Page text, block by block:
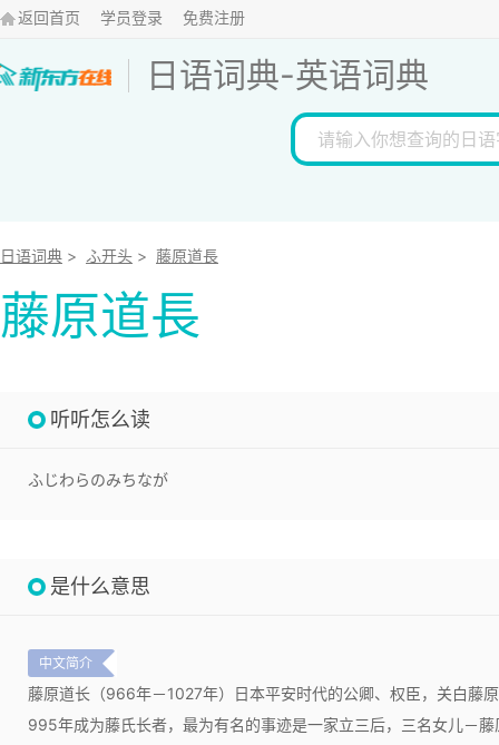
返回首页 学员登录 免费注册
日语词典-英语词典
日语词典 > ふ开头 > 藤原道長
藤原道長
听听怎么读
ふじわらのみちなが
是什么意思
中文简介
藤原道长（966年－1027年）日本平安时代的公卿、权臣，关白藤
995年成为藤氏长者，最为有名的事迹是一家立三后，三名女儿－